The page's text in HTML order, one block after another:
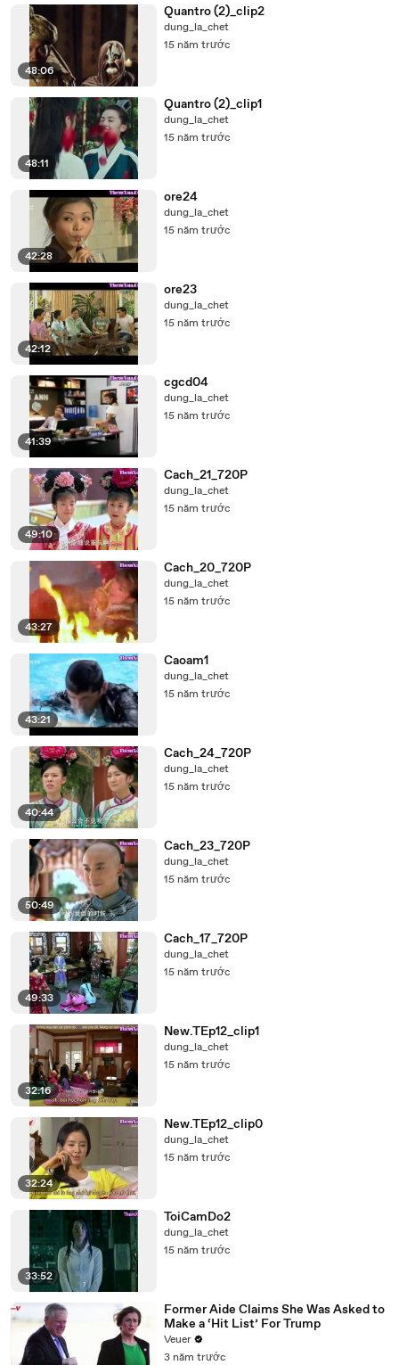
48:06
Quantro (2)_clip2
dung_la_chet
15 năm trước
48:11
Quantro (2)_clip1
dung_la_chet
15 năm trước
42:28
ore24
dung_la_chet
15 năm trước
42:12
ore23
dung_la_chet
15 năm trước
41:39
cgcd04
dung_la_chet
15 năm trước
49:10
Cach_21_720P
dung_la_chet
15 năm trước
43:27
Cach_20_720P
dung_la_chet
15 năm trước
43:21
Caoam1
dung_la_chet
15 năm trước
40:44
Cach_24_720P
dung_la_chet
15 năm trước
50:49
Cach_23_720P
dung_la_chet
15 năm trước
49:33
Cach_17_720P
dung_la_chet
15 năm trước
32:16
New.TEp12_clip1
dung_la_chet
15 năm trước
32:24
New.TEp12_clip0
dung_la_chet
15 năm trước
33:52
ToiCamDo2
dung_la_chet
15 năm trước
Former Aide Claims She Was Asked to
Make a ‘Hit List’ For Trump
Veuer
3 năm trước